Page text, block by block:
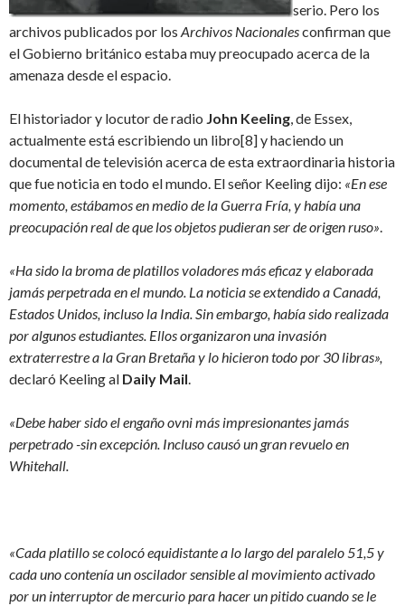
serio. Pero los
archivos publicados por los Archivos Nacionalesconfirman que
el Gobierno británico estaba muy preocupado acerca de la
amenaza desde el espacio.
El historiador y locutor de radio John Keeling, de Essex,
actualmente está escribiendo un libro[8] y haciendo un
documental de televisión acerca de esta extraordinaria historia
que fue noticia en todo el mundo. El señor Keeling dijo: «En ese
momento, estábamos en medio de la Guerra Fría, y había una
preocupación real de que los objetos pudieran ser de origen ruso».
«Ha sido la broma de platillos voladores más eficaz y elaborada
jamás perpetrada en el mundo. La noticia se extendido a Canadá,
Estados Unidos, incluso la India. Sin embargo, había sido realizada
por algunos estudiantes. Ellos organizaron una invasión
extraterrestre a la Gran Bretaña y lo hicieron todo por 30 libras»,
declaró Keeling al Daily Mail.
«Debe haber sido el engaño ovni más impresionantes jamás
perpetrado -sin excepción. Incluso causó un gran revuelo en
Whitehall.
«Cada platillo se colocó equidistante a lo largo del paralelo 51,5 y
cada uno contenía un oscilador sensible al movimiento activado
por un interruptor de mercurio para hacer un pitido cuando se le